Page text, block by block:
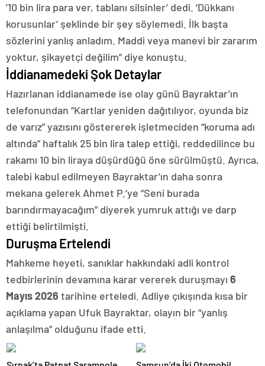
’10 bin lira para ver, tablanı silsinler’ dedi. ‘Dükkanı
korusunlar’ şeklinde bir şey söylemedi. İlk başta
sözlerini yanlış anladım. Maddi veya manevi bir zararım
yoktur, şikayetçi değilim” diye konuştu.
İddianamedeki Şok Detaylar
Hazırlanan iddianamede ise olay günü Bayraktar’ın
telefonundan “Kartlar yeniden dağıtılıyor, oyunda biz
de varız” yazısını göstererek işletmeciden “koruma adı
altında” haftalık 25 bin lira talep ettiği, reddedilince bu
rakamı 10 bin liraya düşürdüğü öne sürülmüştü. Ayrıca,
talebi kabul edilmeyen Bayraktar’ın daha sonra
mekana gelerek Ahmet P.’ye “Seni burada
barındırmayacağım” diyerek yumruk attığı ve darp
ettiği belirtilmişti.
Duruşma Ertelendi
Mahkeme heyeti, sanıklar hakkındaki adli kontrol
tedbirlerinin devamına karar vererek duruşmayı 6
Mayıs 2026 tarihine erteledi. Adliye çıkışında kısa bir
açıklama yapan Ufuk Bayraktar, olayın bir “yanlış
anlaşılma” olduğunu ifade etti.